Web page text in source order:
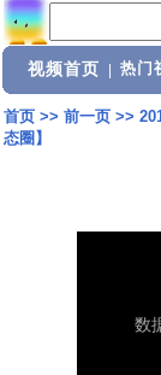
视频首页 热门
首页>> 前一页>>
态圈】